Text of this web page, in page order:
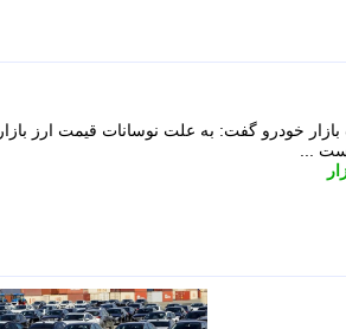
خودرو گفت: به علت نوسانات قیمت ارز بازار
...